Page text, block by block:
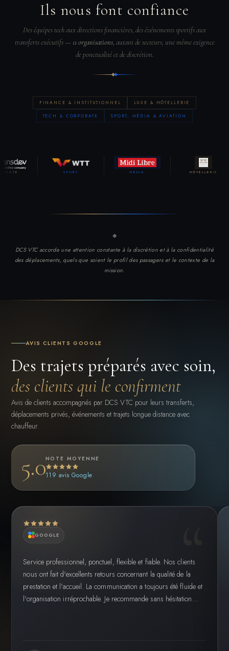
Ils nous font confiance
Des équipes tech aux directions financières, des événements sportifs aux
transferts exécutifs — 11 organisations, autant de secteurs, une même exigence
de ponctualité et de discrétion.
FINANCE & INSTITUTIONNEL LUXE & HÔTELLERIE
TECH & CORPORATE SPORT, MÉDIA & AVIATION
HÔTELLERIE
◆
DCS VTC accorde une attention constante à la discrétion et à la confidentialité
des déplacements, quels que soient le profil des passagers et le contexte de la
mission.
AVIS CLIENTS GOOGLE
Des trajets préparés avec soin,
des clients qui le confirment
Avis de clients accompagnés par DCS VTC pour leurs transferts,
déplacements privés, événements et trajets longue distance avec
chauffeur.
5.0NOTE MOYENNE
119 avis Google
GOOGLE
Service professionnel, ponctuel, flexible et fiable. Nos clients
nous ont fait d'excellents retours concernant la qualité de la
prestation et l'accueil. La communication a toujours été fluide et
l'organisation irréprochable. Je recommande sans hésitation…